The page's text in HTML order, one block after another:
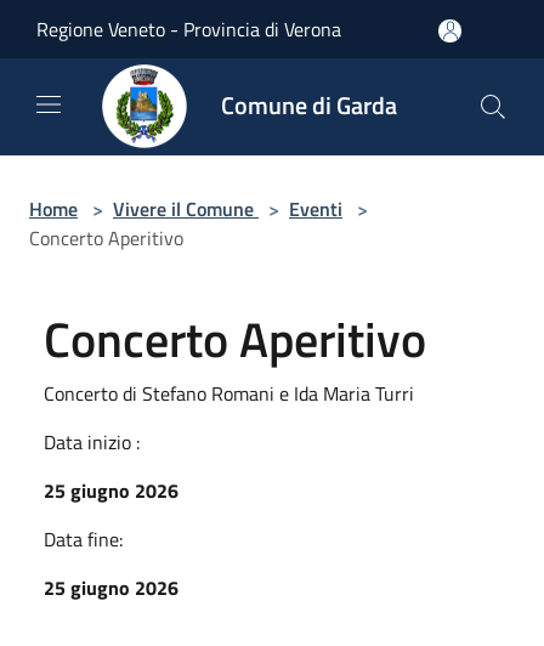
Regione Veneto - Provincia di Verona
Comune di Garda
Home > Vivere il Comune > Eventi >
Concerto Aperitivo
Concerto Aperitivo
Concerto di Stefano Romani e Ida Maria Turri
Data inizio :
25 giugno 2026
Data fine:
25 giugno 2026